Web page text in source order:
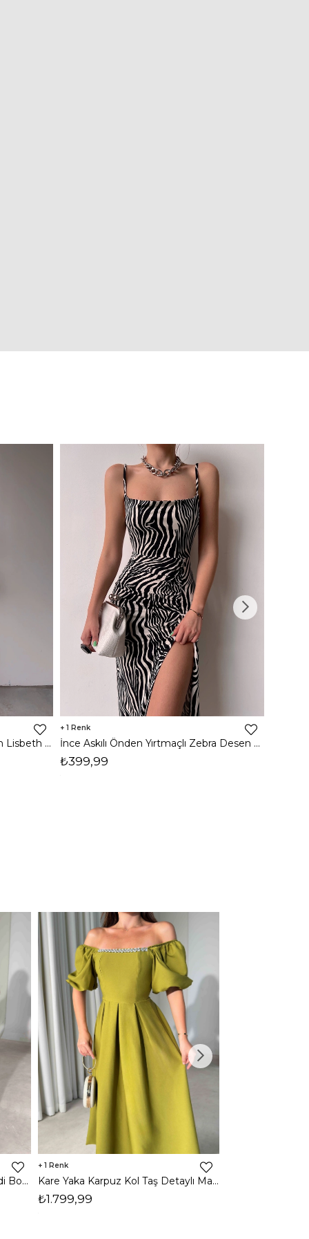
İnce Askılı Önden Yırtmaçlı Uzun Lisbeth Kadın Beyaz Elbise 22K000581
1
İnce Askılı Önden Yırtmaçlı Zebra Desen Citlali Kadın Renkli Elbise 22Y000068
₺399,99
Halter Yaka Önden Yırtmaçlı Midi Boy Kahverengi Hasre Kadın Elbise 26Y502
1
Kare Yaka Karpuz Kol Taş Detaylı Maxi Yağ Yeşili Civo Kadın Elbise 206Y501
₺1.799,99